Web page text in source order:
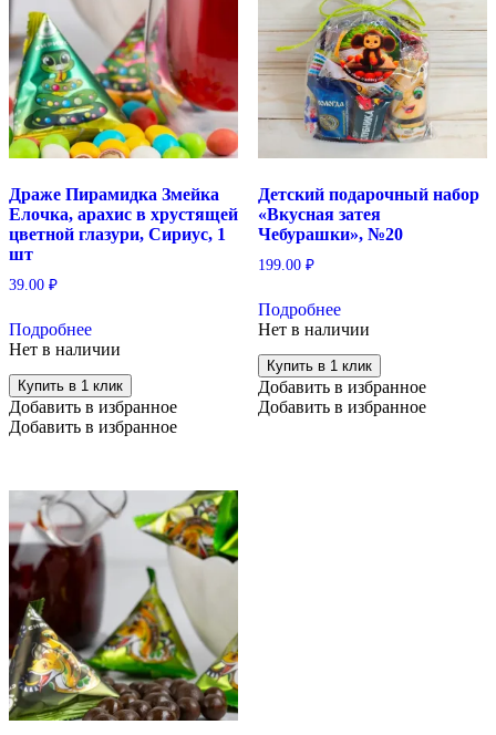
Драже Пирамидка Змейка
Елочка, арахис в хрустящей
цветной глазури, Сириус, 1
шт
39.00 ₽
Подробнее
Нет в наличии
Купить в 1 клик
Добавить в избранное
Добавить в избранное
Детский подарочный набор
«Вкусная затея
Чебурашки», №20
199.00 ₽
Подробнее
Нет в наличии
Купить в 1 клик
Добавить в избранное
Добавить в избранное